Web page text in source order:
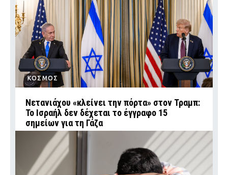
ΚΟΣΜΟΣ
Νετανιάχου «κλείνει την πόρτα» στον Τραμπ:
Το Ισραήλ δεν δέχεται το έγγραφο 15
σημείων για τη Γάζα